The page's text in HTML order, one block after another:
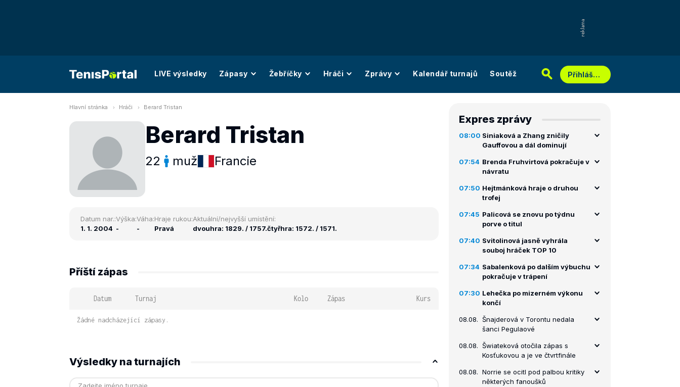
LIVE výsledky Zápasy Žebříčky Hráči Zprávy Kalendář turnajů Soutěž Přihlášení
Hlavní stránka Hráči Berard Tristan
Berard Tristan
22 muž Francie
Datum nar.:
1. 1. 2004
Výška:
-
Váha:
-
Hraje rukou:
Pravá
Aktuální/nejvyšší umístění:
dvouhra: 1829. / 1757.čtyřhra: 1572. / 1571.
Příští zápas
Datum Turnaj Kolo Zápas Kurs
Žádné nadcházející zápasy.
Výsledky na turnajích
Expres zprávy
08:00 Siniaková a Zhang zničily
Gauffovou a dál dominují
07:54 Brenda Fruhvirtová pokračuje v
návratu
07:50 Hejtmánková hraje o druhou
trofej
07:45 Palicová se znovu po týdnu
porve o titul
07:40 Svitolinová jasně vyhrála
souboj hráček TOP 10
07:34 Sabalenková po dalším výbuchu
pokračuje v trápení
07:30 Lehečka po mizerném výkonu
končí
08.08. Šnajderová v Torontu nedala
šanci Pegulaové
08.08. Šwiateková otočila zápas s
Kosťukovou a je ve čtvrtfinále
08.08. Norrie se ocitl pod palbou kritiky
některých fanoušků